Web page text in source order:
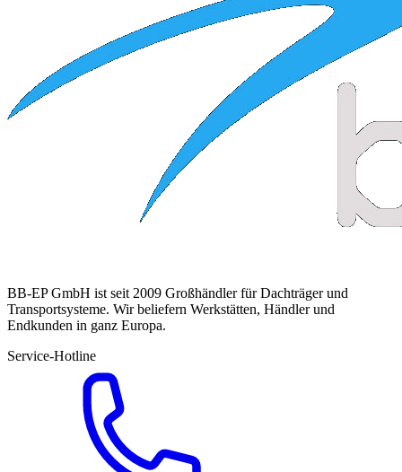
BB-EP GmbH ist seit 2009 Großhändler für Dachträger und
Transportsysteme. Wir beliefern Werkstätten, Händler und
Endkunden in ganz Europa.
Service-Hotline